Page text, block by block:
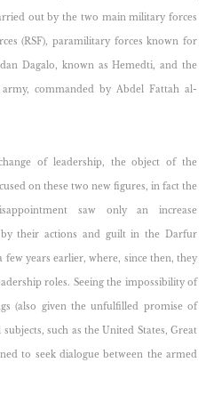
out by the two main military forces
(RSF), paramilitary forces known for
Dagalo, known as Hemedti, and the
commanded by Abdel Fattah al-
of leadership, the object of the
on these two new figures, in fact the
saw only an increase
by their actions and guilt in the Darfur
few years earlier, where, since then, they
roles. Seeing the impossibility of
(also given the unfulfilled promise of
such as the United States, Great
to seek dialogue between the armed